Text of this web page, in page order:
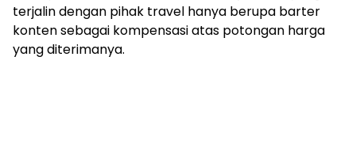
terjalin dengan pihak travel hanya berupa barter
konten sebagai kompensasi atas potongan harga
yang diterimanya.